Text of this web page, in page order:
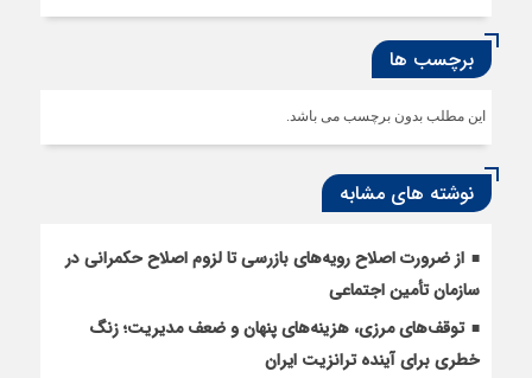
برچسب ها
این مطلب بدون برچسب می باشد.
نوشته های مشابه
از ضرورت اصلاح رویه‌های بازرسی تا لزوم اصلاح حکمرانی در
سازمان تأمین اجتماعی
توقف‌های مرزی، هزینه‌های پنهان و ضعف مدیریت؛ زنگ
خطری برای آینده ترانزیت ایران